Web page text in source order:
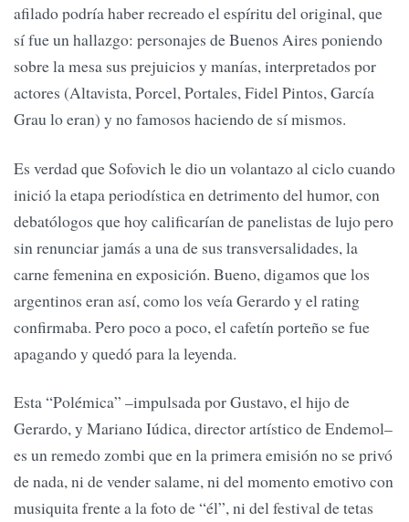
afilado podría haber recreado el espíritu del original, que
sí fue un hallazgo: personajes de Buenos Aires poniendo
sobre la mesa sus prejuicios y manías, interpretados por
actores (Altavista, Porcel, Portales, Fidel Pintos, García
Grau lo eran) y no famosos haciendo de sí mismos.
Es verdad que Sofovich le dio un volantazo al ciclo cuando
inició la etapa periodística en detrimento del humor, con
debatólogos que hoy calificarían de panelistas de lujo pero
sin renunciar jamás a una de sus transversalidades, la
carne femenina en exposición. Bueno, digamos que los
argentinos eran así, como los veía Gerardo y el rating
confirmaba. Pero poco a poco, el cafetín porteño se fue
apagando y quedó para la leyenda.
Esta “Polémica” –impulsada por Gustavo, el hijo de
Gerardo, y Mariano Iúdica, director artístico de Endemol–
es un remedo zombi que en la primera emisión no se privó
de nada, ni de vender salame, ni del momento emotivo con
musiquita frente a la foto de “él”, ni del festival de tetas